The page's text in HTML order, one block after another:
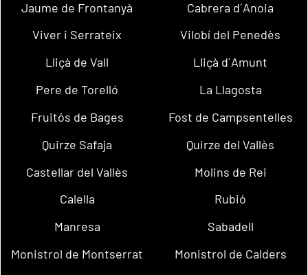
Jaume de Frontanyà
Cabrera d´Anoia
Viver i Serrateix
Vilobí del Penedès
Lliçà de Vall
Lliçà d´Amunt
Pere de Torelló
La Llagosta
Fruitós de Bages
Fost de Campsentelles
Quirze Safaja
Quirze del Vallès
Castellar del Vallès
Molins de Rei
Calella
Rubió
Manresa
Sabadell
Monistrol de Montserrat
Monistrol de Calders